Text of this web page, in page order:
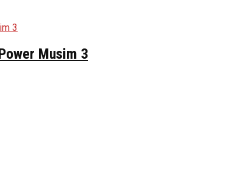
Musim 3